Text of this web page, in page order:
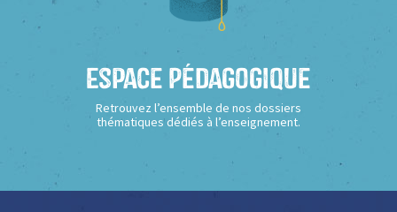
Espace Pédagogique
Retrouvez l’ensemble de nos dossiers
thématiques dédiés à l’enseignement.